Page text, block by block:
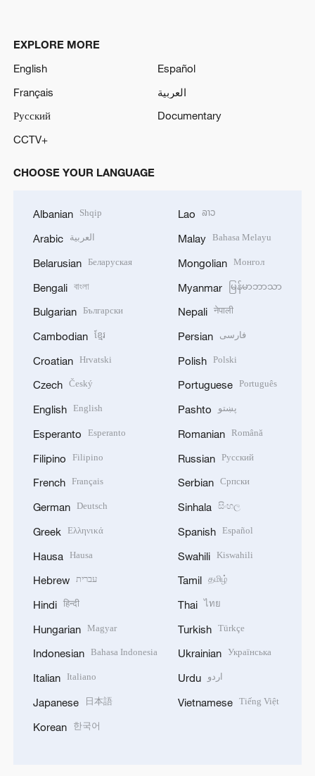
EXPLORE MORE
English
Español
Français
العربية
Русский
Documentary
CCTV+
CHOOSE YOUR LANGUAGE
Albanian Shqip
Arabic العربية
Belarusian Беларуская
Bengali বাংলা
Bulgarian Български
Cambodian ខ្មែរ
Croatian Hrvatski
Czech Český
English English
Esperanto Esperanto
Filipino Filipino
French Français
German Deutsch
Greek Ελληνικά
Hausa Hausa
Hebrew עברית
Hindi हिन्दी
Hungarian Magyar
Indonesian Bahasa Indonesia
Italian Italiano
Japanese 日本語
Korean 한국어
Lao ລາວ
Malay Bahasa Melayu
Mongolian Монгол
Myanmar မြန်မာဘာသာ
Nepali नेपाली
Persian فارسی
Polish Polski
Portuguese Português
Pashto پښتو
Romanian Română
Russian Русский
Serbian Српски
Sinhala සිංහල
Spanish Español
Swahili Kiswahili
Tamil தமிழ்
Thai ไทย
Turkish Türkçe
Ukrainian Українська
Urdu اردو
Vietnamese Tiếng Việt